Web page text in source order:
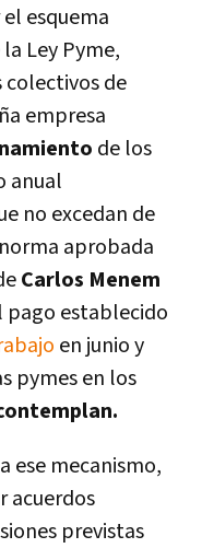
esquema
Ley Pyme,
colectivos de
empresa
de los
anual
no excedan de
aprobada
Carlos Menem
establecido
en junio y
pymes en los
ese mecanismo,
acuerdos
previstas